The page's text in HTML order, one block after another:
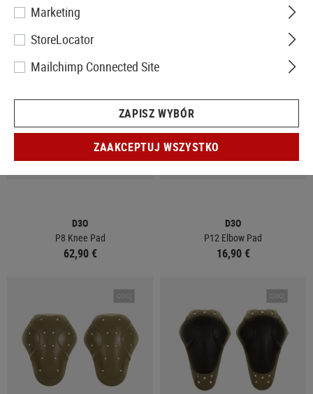
D3O
P8 Knee Pad
62,90 €
D3O
P12 Elbow Pad
16,90 €
Marketing
StoreLocator
Mailchimp Connected Site
ZAPISZ WYBÓR
ZAAKCEPTUJ WSZYSTKO